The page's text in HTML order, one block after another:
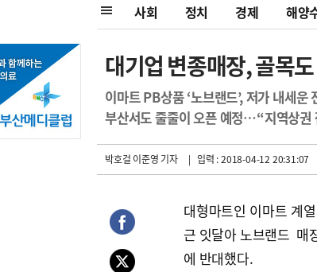
사회 정치 경제 해양
대기업 변종매장, 골목
이마트 PB상품 ‘노브랜드’, 저가 내세운
부산서도 줄줄이 오픈 예정…“지역상권
박호걸 이준영 기자 | 입력 : 2018-04-12 20:31:07
대형마트인 이마트 계
근 잇달아 노브랜드 매
에 반대했다.